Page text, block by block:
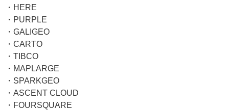
・HERE
・PURPLE
・GALIGEO
・CARTO
・TIBCO
・MAPLARGE
・SPARKGEO
・ASCENT CLOUD
・FOURSQUARE